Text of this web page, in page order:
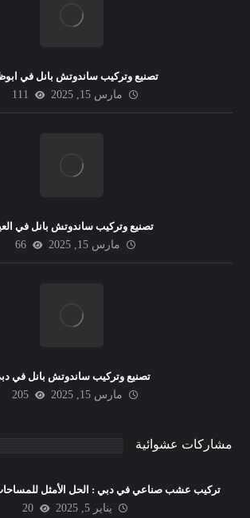
تصنيع وتركيب ساندوتش بانل في
مارس 15, 2025
111
تصنيع وتركيب ساندوتش بانل في
مارس 15, 2025
66
تصنيع وتركيب ساندوتش بانل في
مارس 15, 2025
205
مشاركات عشوائية
تركيب عشب صناعي في دبي : الحل الأمثل للمساحات
يناير 5, 2025
20